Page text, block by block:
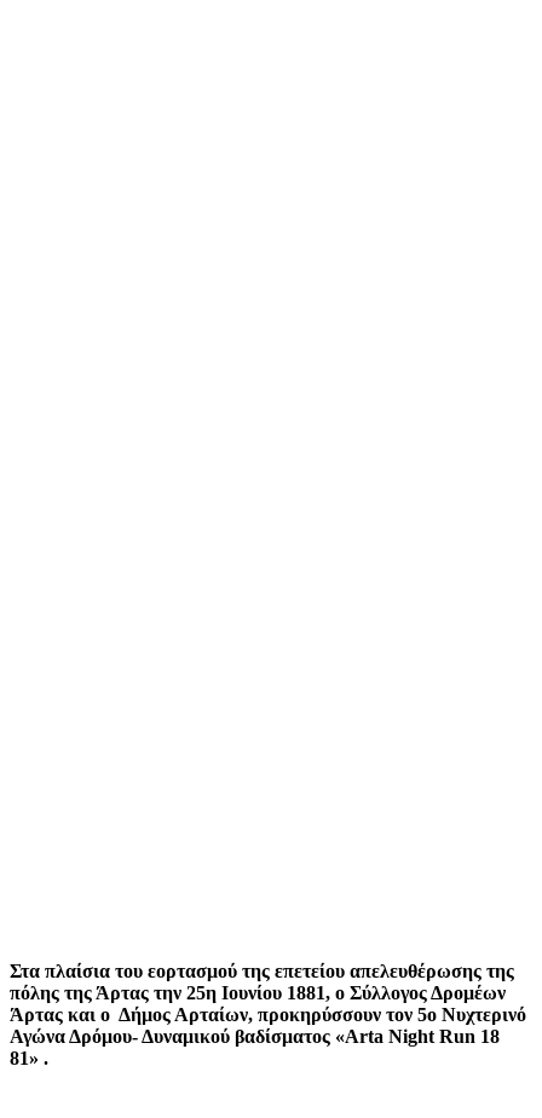
Στα πλαίσια του εορτασμού της επετείου απελευθέρωσης της
πόλης της Άρτας την 25η Ιουνίου 1881, ο Σύλλογος Δρομέων
Άρτας και ο Δήµος Αρταίων, προκηρύσσουν τον 5ο Νυχτερινό
Αγώνα Δρόμου- Δυναμικού βαδίσματος «Arta Night Run 18
81» .